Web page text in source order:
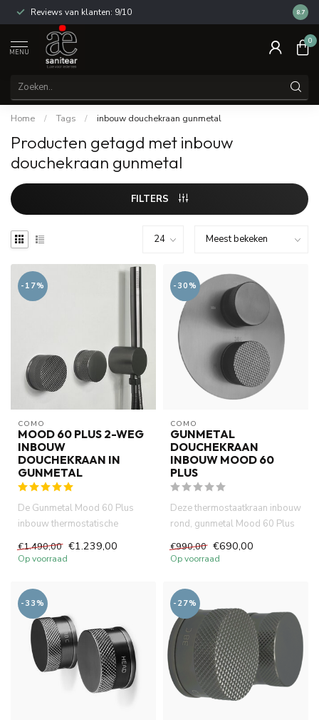
Reviews van klanten: 9/10 14
8.7
MENU
0
Home / Tags / inbouw douchekraan gunmetal
Producten getagd met inbouw
douchekraan gunmetal
FILTERS
-17%
COMO
MOOD 60 PLUS 2-WEG
INBOUW
DOUCHEKRAAN IN
GUNMETAL
De Gunmetal Mood 60 Plus
inbouw thermostatische
douchekraan inclusief
handdouche...
€1.490,00 €1.239,00
Op voorraad
-30%
COMO
GUNMETAL
DOUCHEKRAAN
INBOUW MOOD 60
PLUS
Deze thermostaatkraan inbouw
rond, gunmetal Mood 60 Plus
2 weg inbouwthermostaat...
€990,00 €690,00
Op voorraad
-33% -27%